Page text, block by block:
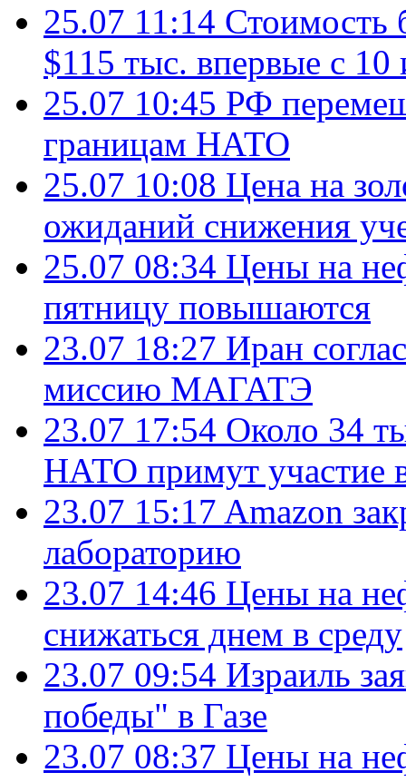
25.07 11:14 Стоимость
$115 тыс. впервые с 10
25.07 10:45 РФ
границам НАТО
25.07 10:08 Цена на
ожиданий снижения
25.07 08:34 Цены на
пятницу повышаются
23.07 18:27 Иран
миссию МАГАТЭ
23.07 17:54 Около 34
НАТО примут участие
23.07 15:17 Amazon
лабораторию
23.07 14:46 Цены на
снижаться днем в среду
23.07 09:54 Израиль
победы" в Газе
23.07 08:37 Цены на